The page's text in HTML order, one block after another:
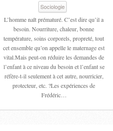
Sociologie
L’homme naît prématuré. C’est dire qu’il a
besoin. Nourriture, chaleur, bonne
température, soins corporels, propreté, tout
cet ensemble qu’on appelle le maternage est
vital.Mais peut-on réduire les demandes de
l’enfant à ce niveau du besoin et l’enfant se
réfère-t-il seulement à cet autre, nourricier,
protecteur, etc. ?Les expériences de
Frédéric…